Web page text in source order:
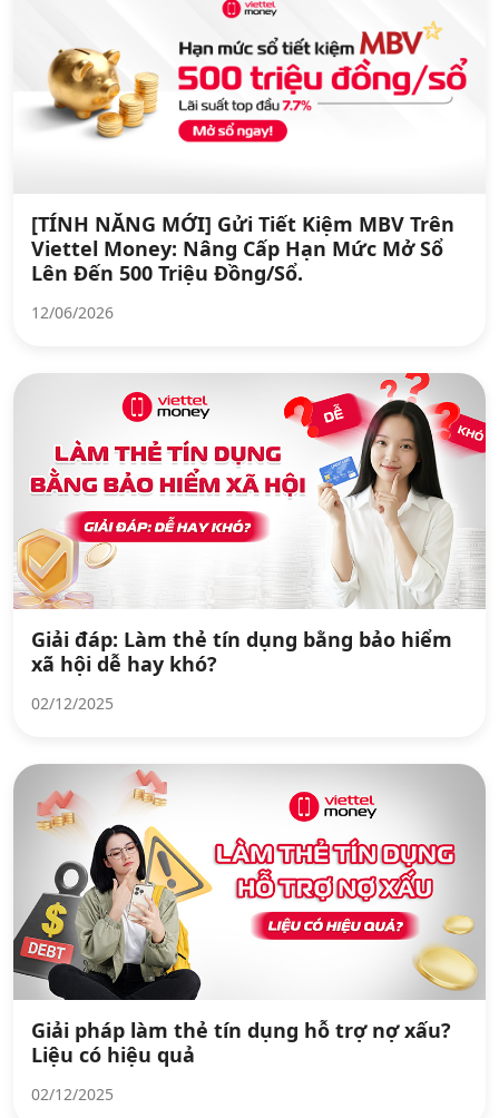
[TÍNH NĂNG MỚI] Gửi Tiết Kiệm MBV Trên
Viettel Money: Nâng Cấp Hạn Mức Mở Sổ
Lên Đến 500 Triệu Đồng/Sổ.
12/06/2026
Giải đáp: Làm thẻ tín dụng bằng bảo hiểm
xã hội dễ hay khó?
02/12/2025
Giải pháp làm thẻ tín dụng hỗ trợ nợ xấu?
Liệu có hiệu quả
02/12/2025